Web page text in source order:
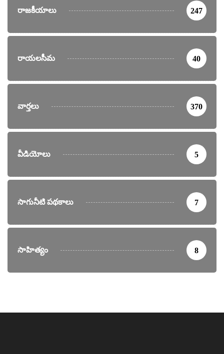
రాజకీయాలు 247
రాయలసీమ 40
వార్తలు 370
వీడియోలు 5
సాగునీటి పథకాలు 7
సాహిత్యం 8